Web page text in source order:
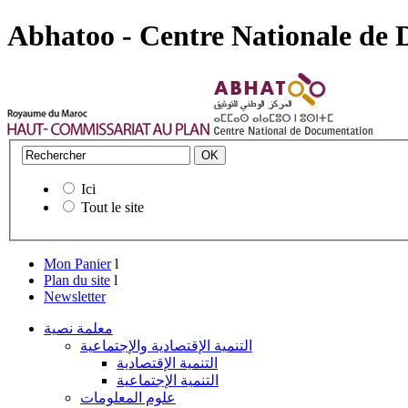
Abhatoo - Centre Nationale de
Ici
Tout le site
Mon Panier l
Plan du site l
Newsletter
معلمة نصية
التنمية الإقتصادية والإجتماعية
التنمية الإقتصادية
التنمية الإجتماعية
علوم المعلومات